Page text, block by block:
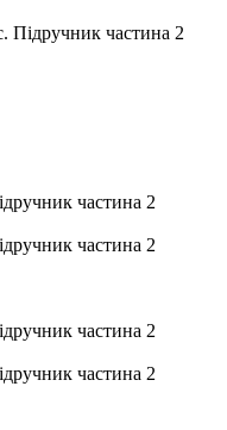
частина 2